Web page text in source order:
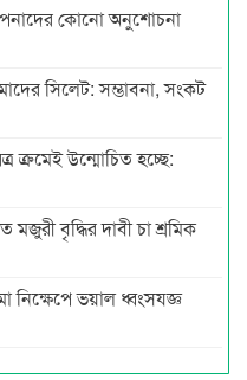
কোনো অনুশোচনা
সিলেট: সম্ভাবনা, সংকট
ক্রমেই উন্মোচিত হচ্ছে:
বৃদ্ধির দাবী চা শ্রমিক
নিক্ষেপে ভয়াল ধ্বংসযজ্ঞ